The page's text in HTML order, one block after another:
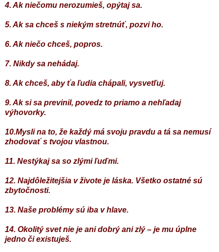
4. Ak niečomu nerozumieš, opýtaj sa.
5. Ak sa chceš s niekým stretnúť, pozvi ho.
6. Ak niečo chceš, popros.
7. Nikdy sa nehádaj.
8. Ak chceš, aby ťa ľudia chápali, vysvetľuj.
9. Ak si sa previnil, povedz to priamo a nehľadaj
výhovorky.
10.Mysli na to, že každý má svoju pravdu a tá sa nemusí
zhodovať s tvojou vlastnou.
11. Nestýkaj sa so zlými ľuďmi.
12. Najdôležitejšia v živote je láska. Všetko ostatné sú
zbytočnosti.
13. Naše problémy sú iba v hlave.
14. Okolitý svet nie je ani dobrý ani zlý – je mu úplne
jedno či existuješ.